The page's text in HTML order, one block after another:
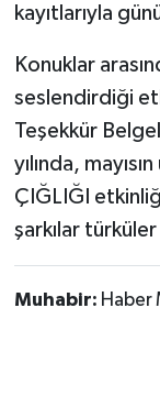
kayıtlarıyla
Konuklar
seslendirdiği
Teşekkür
yılında,
ÇIĞLIĞI
şarkılar
Muhabir: Haber